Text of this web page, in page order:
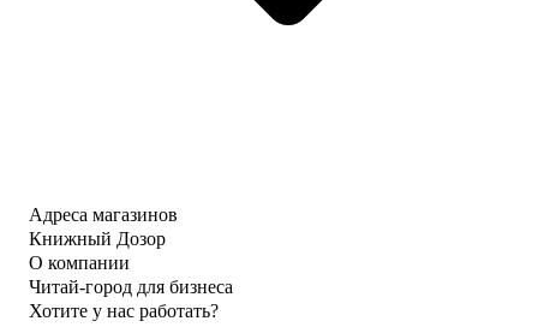
Адреса магазинов
Книжный Дозор
О компании
Читай-город для бизнеса
Хотите у нас работать?